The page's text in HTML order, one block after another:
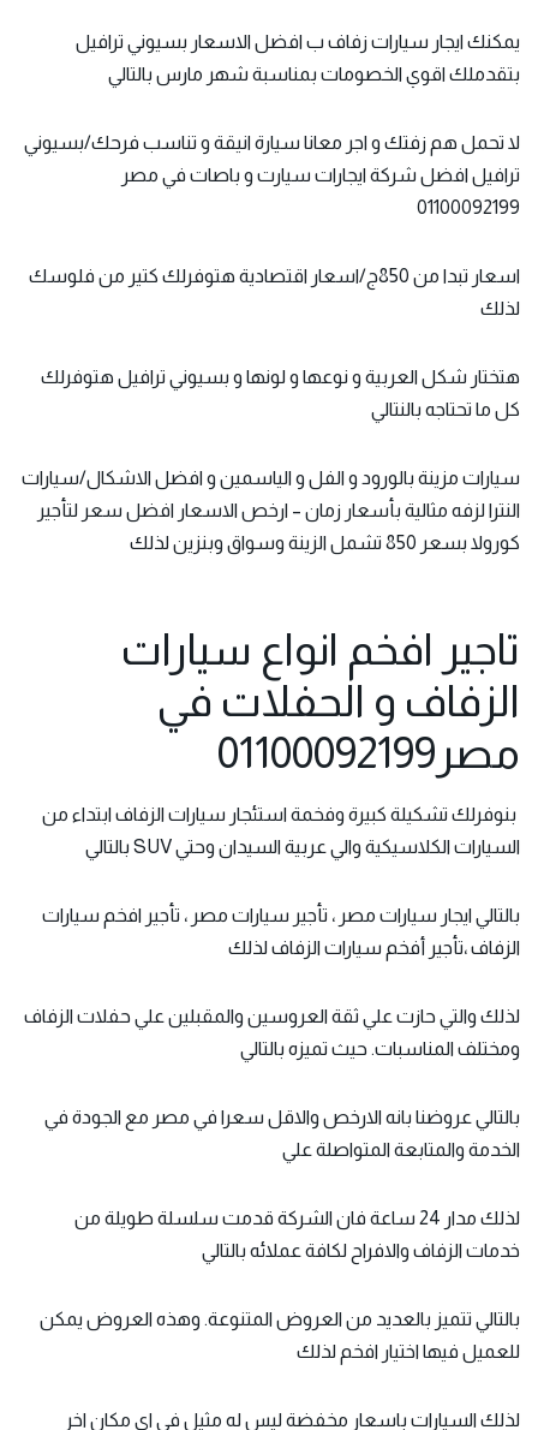
يمكنك ايجار سيارات زفاف ب افضل الاسعار بسيوني ترافيل
بتقدملك اقوي الخصومات بمناسبة شهر مارس بالتالي
لا تحمل هم زفتك و اجر معانا سيارة انيقة و تناسب فرحك/بسيوني
ترافيل افضل شركة ايجارات سيارت و باصات في مصر
01100092199
اسعار تبدا من 850ج/اسعار اقتصادية هتوفرلك كتير من فلوسك
لذلك
هتختار شكل العربية و نوعها و لونها و بسيوني ترافيل هتوفرلك
كل ما تحتاجه بالنتالي
سيارات مزينة بالورود و الفل و الياسمين و افضل الاشكال/سيارات
النترا لزفه مثالية بأسعار زمان – ارخص الاسعار افضل سعر لتأجير
كورولا بسعر 850 تشمل الزينة وسواق وبنزين لذلك
تاجير افخم انواع سيارات
الزفاف و الحفلات في
مصر01100092199
بنوفرلك تشكيلة كبيرة وفخمة استئجار سيارات الزفاف ابتداء من
السيارات الكلاسيكية والي عربية السيدان وحتي SUV بالتالي
بالتالي ايجار سيارات مصر ، تأجير سيارات مصر ، تأجير افخم سيارات
الزفاف ،تأجير أفخم سيارات الزفاف لذلك
لذلك والتي حازت علي ثقة العروسين والمقبلين علي حفلات الزفاف
ومختلف المناسبات. حيث تميزه بالتالي
بالتالي عروضنا بانه الارخص والاقل سعرا في مصر مع الجودة في
الخدمة والمتابعة المتواصلة علي
لذلك مدار 24 ساعة فان الشركة قدمت سلسلة طويلة من
خدمات الزفاف والافراح لكافة عملائه بالتالي
بالتالي تتميز بالعديد من العروض المتنوعة. وهذه العروض يمكن
للعميل فيها اختيار افخم لذلك
لذلك السيارات باسعار مخفضة ليس له مثيل في اي مكان اخر